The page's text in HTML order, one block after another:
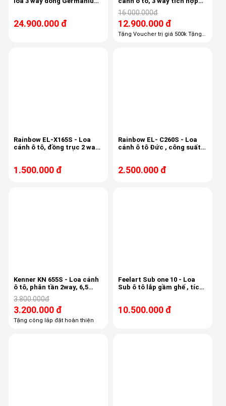
24.900.000 đ
mid-treb , 6.5 inch, 80/150w,
50-22khz, 87db
16.000.000đ
12.900.000 đ
Tặng Voucher trị giá 500k Tặng
Rainbow EL-X165S - Loa
cánh ô tô, đồng trục 2 way,
1.500.000 đ
Rainbow EL- C260S - Loa
cánh ô tô Đức , công suất
2.500.000 đ
Kenner KN 655S - Loa cánh
ô tô, phân tần 2way, 6,5
inch, 90db
3.800.000đ
3.200.000 đ
Tặng công lắp đặt hoàn thiện
Feelart Sub one 10 - Loa
Sub ô tô lắp gầm ghế , tích
10.500.000 đ